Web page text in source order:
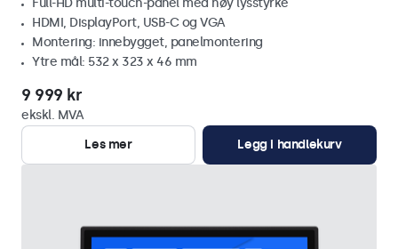
Full-HD multi-touch-panel med høy lysstyrke
HDMI, DisplayPort, USB-C og VGA
Montering: innebygget, panelmontering
Ytre mål: 532 x 323 x 46 mm
9 999 kr
ekskl. MVA
Les mer
Legg i handlekurv